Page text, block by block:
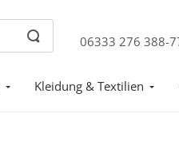
06333 276 388-
Kleidung & Textilien